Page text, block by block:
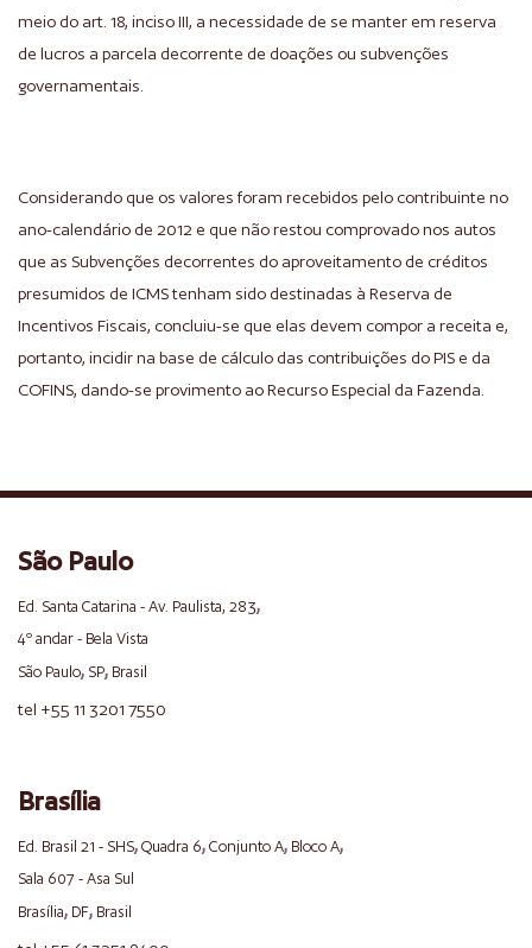
meio do art. 18, inciso III, a necessidade de se manter em reserva
de lucros a parcela decorrente de doações ou subvenções
governamentais.
Considerando que os valores foram recebidos pelo contribuinte no
ano-calendário de 2012 e que não restou comprovado nos autos
que as Subvenções decorrentes do aproveitamento de créditos
presumidos de ICMS tenham sido destinadas à Reserva de
Incentivos Fiscais, concluiu-se que elas devem compor a receita e,
portanto, incidir na base de cálculo das contribuições do PIS e da
COFINS, dando-se provimento ao Recurso Especial da Fazenda.
São Paulo
Ed. Santa Catarina - Av. Paulista, 283,
4º andar - Bela Vista
São Paulo, SP, Brasil
tel +55 11 3201 7550
Brasília
Ed. Brasil 21 - SHS, Quadra 6, Conjunto A, Bloco A,
Sala 607 - Asa Sul
Brasília, DF, Brasil